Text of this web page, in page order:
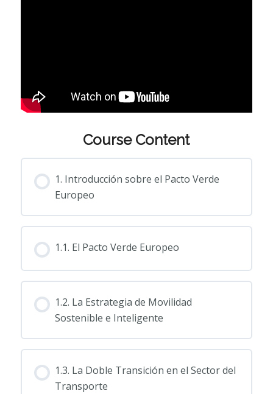
Course Content
1. Introducción sobre el Pacto Verde
Europeo
1.1. El Pacto Verde Europeo
1.2. La Estrategia de Movilidad
Sostenible e Inteligente
1.3. La Doble Transición en el Sector del
Transporte